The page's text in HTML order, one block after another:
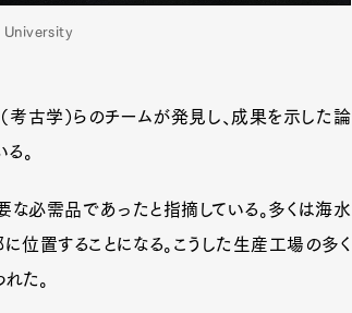
University
古学）らのチームが発見し、成果を示した論
。
必需品であったと指摘している。多くは海水
置することになる。こうした生産工場の多く
た。